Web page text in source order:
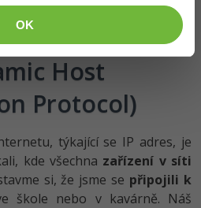
OK
Host
Protocol)
týkající se IP adres, je
kde všechna zařízení v síti
si, že jsme se připojili k
škole nebo v kavárně. Náš